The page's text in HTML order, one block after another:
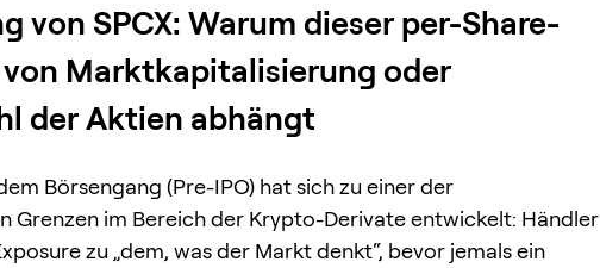
von SPCX: Warum dieser per-Share-
Marktkapitalisierung oder
der Aktien abhängt
Börsengang (Pre-IPO) hat sich zu einer der
Grenzen im Bereich der Krypto-Derivate entwickelt: Händler
zu „dem, was der Markt denkt“, bevor jemals ein